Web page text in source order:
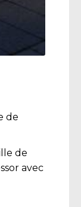
de
de
avec